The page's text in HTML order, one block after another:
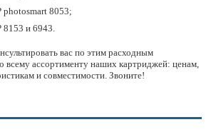
photosmart 8053;
8153 и 6943.
вас по этим расходным
всему ассортименту наших картриджей: ценам,
и совместимости. Звоните!